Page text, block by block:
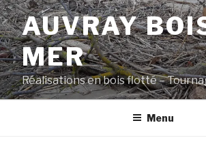
Aller
au
contenu
principal
AUVRAY
MER
Réalisations en bois flotté –
Menu